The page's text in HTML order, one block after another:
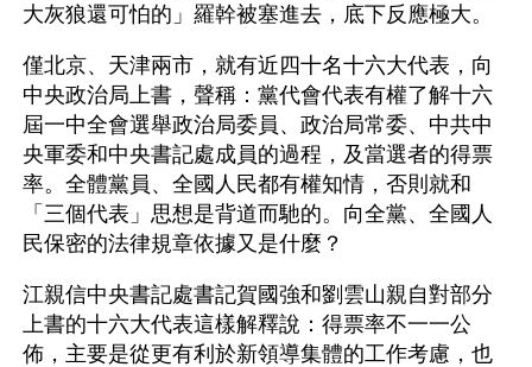
大灰狼還可怕的」羅幹被塞進去，底下反應極大。
僅北京、天津兩市，就有近四十名十六大代表，向
中央政治局上書，聲稱：黨代會代表有權了解十六
屆一中全會選舉政治局委員、政治局常委、中共中
央軍委和中央書記處成員的過程，及當選者的得票
率。全體黨員、全國人民都有權知情，否則就和
「三個代表」思想是背道而馳的。向全黨、全國人
民保密的法律規章依據又是什麼？
江親信中央書記處書記賀國強和劉雲山親自對部分
上書的十六大代表這樣解釋說：得票率不一一公
佈，主要是從更有利於新領導集體的工作考慮，也